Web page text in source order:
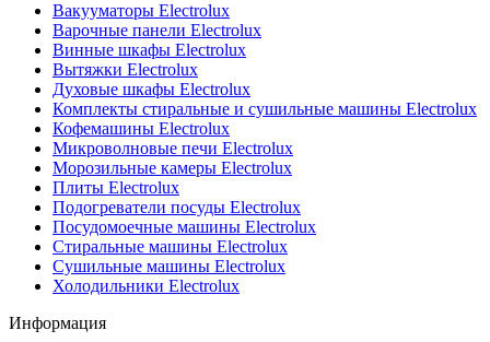
Вакууматоры Electrolux
Варочные панели Electrolux
Винные шкафы Electrolux
Вытяжки Electrolux
Духовые шкафы Electrolux
Комплекты стиральные и сушильные машины Electrolux
Кофемашины Electrolux
Микроволновые печи Electrolux
Морозильные камеры Electrolux
Плиты Electrolux
Подогреватели посуды Electrolux
Посудомоечные машины Electrolux
Стиральные машины Electrolux
Сушильные машины Electrolux
Холодильники Electrolux
Информация